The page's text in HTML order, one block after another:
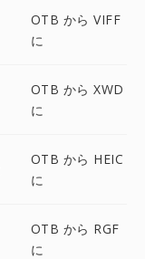
OTB から VIFF
に
OTB から XWD
に
OTB から HEIC
に
OTB から RGF
に